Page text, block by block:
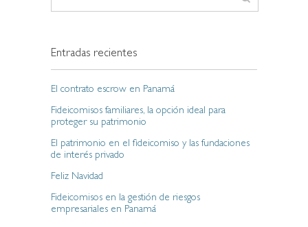
Entradas recientes
El contrato escrow en Panamá
Fideicomisos familiares, la opción ideal para
proteger su patrimonio
El patrimonio en el fideicomiso y las fundaciones
de interés privado
Feliz Navidad
Fideicomisos en la gestión de riesgos
empresariales en Panamá